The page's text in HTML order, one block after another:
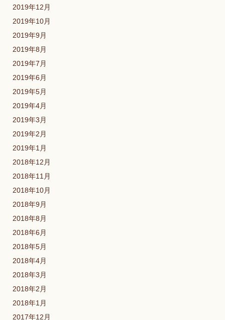
2019年12月
2019年10月
2019年9月
2019年8月
2019年7月
2019年6月
2019年5月
2019年4月
2019年3月
2019年2月
2019年1月
2018年12月
2018年11月
2018年10月
2018年9月
2018年8月
2018年6月
2018年5月
2018年4月
2018年3月
2018年2月
2018年1月
2017年12月